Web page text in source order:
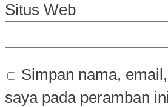
Situs Web
Simpan nama,
saya pada peramban